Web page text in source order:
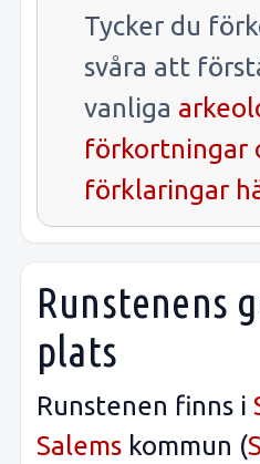
Tycker du
svåra att
vanliga
förkortningar
förklaringar
Runstenens
plats
Runstenen finns i
Salems kommun (